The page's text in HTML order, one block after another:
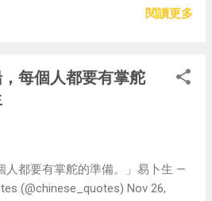
閱讀更多
，每個人都要有掌舵
人都要有掌舵的準備。」易卜生 —
(@chinese_quotes) Nov 26,